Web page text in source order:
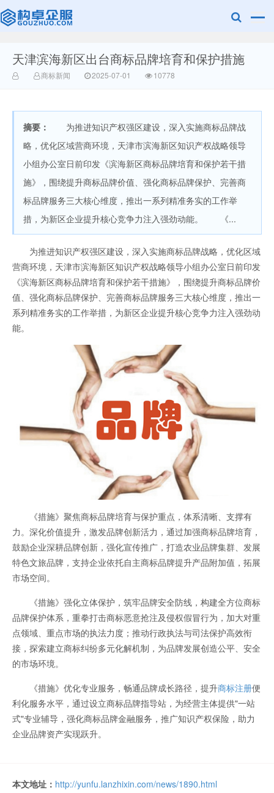
赣州兰之新知
天津滨海新区出台商标品牌培育和保护措施
商标新闻 2025-07-01 10778
摘要：
为推进知识产权强区建设，深入实施商标品牌战
略，优化区域营商环境，天津市滨海新区知识产权战略领导
小组办公室日前印发《滨海新区商标品牌培育和保护若干措
施》，围绕提升商标品牌价值、强化商标品牌保护、完善商
标品牌服务三大核心维度，推出一系列精准务实的工作举
措，为新区企业提升核心竞争力注入强劲动能。 《...
为推进知识产权强区建设，深入实施商标品牌战略，优化区域
营商环境，天津市滨海新区知识产权战略领导小组办公室日前印发
《滨海新区商标品牌培育和保护若干措施》，围绕提升商标品牌价
值、强化商标品牌保护、完善商标品牌服务三大核心维度，推出一
系列精准务实的工作举措，为新区企业提升核心竞争力注入强劲动
能。
《措施》聚焦商标品牌培育与保护重点，体系清晰、支撑有
力。深化价值提升，激发品牌创新活力，通过加强商标品牌培育，
鼓励企业深耕品牌创新，强化宣传推广，打造农业品牌集群、发展
特色文旅品牌，支持企业依托自主商标品牌提升产品附加值，拓展
市场空间。
《措施》强化立体保护，筑牢品牌安全防线，构建全方位商标
品牌保护体系，重拳打击商标恶意抢注及侵权假冒行为，加大对重
点领域、重点市场的执法力度；推动行政执法与司法保护高效衔
接，探索建立商标纠纷多元化解机制，为品牌发展创造公平、安全
的市场环境。
《措施》优化专业服务，畅通品牌成长路径，提升商标注册便
利化服务水平，通过设立商标品牌指导站，为经营主体提供"一站
式"专业辅导，强化商标品牌金融服务，推广知识产权保险，助力
企业品牌资产实现跃升。
本文地址： http://yunfu.lanzhixin.com/news/1890.html